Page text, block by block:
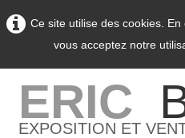
Ce site utilise des cookies.
vous acceptez notre
ERIC
EXPOSITION ET